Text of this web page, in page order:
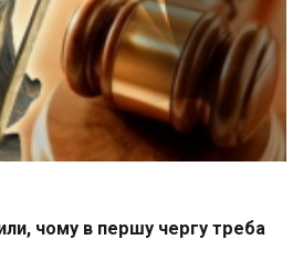
чому в першу чергу треба